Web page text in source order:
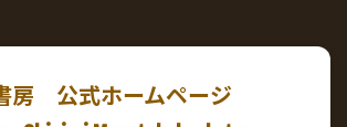
房 公式ホームページ